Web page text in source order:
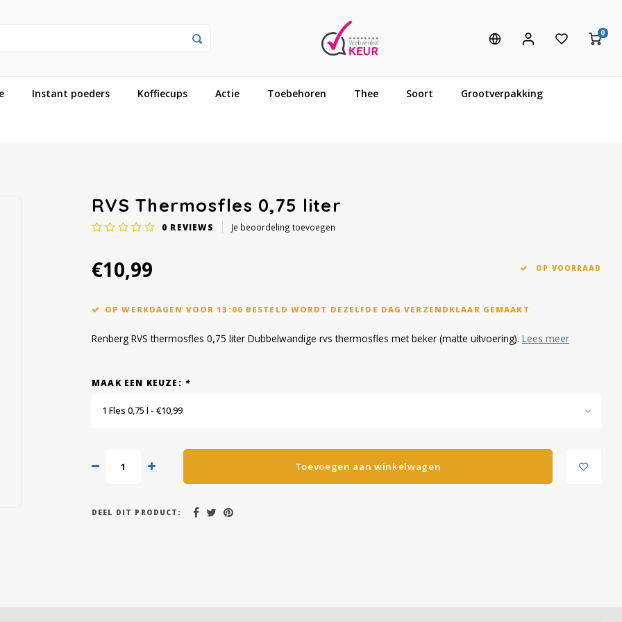
0
Instant poeders Koffiecups Actie Toebehoren Thee Soort Grootverpakking
RVS Thermosfles 0,75 liter
0 REVIEWS Je beoordeling toevoegen
€10,99 OP VOORRAAD
OP WERKDAGEN VOOR 13:00 BESTELD WORDT DEZELFDE DAG VERZENDKLAAR GEMAAKT
Renberg RVS thermosfles 0,75 liter Dubbelwandige rvs thermosfles met beker (matte uitvoering). Lees meer
MAAK EEN KEUZE: *
1 Fles 0,75 l - €10,99
Toevoegen aan winkelwagen
DEEL DIT PRODUCT: